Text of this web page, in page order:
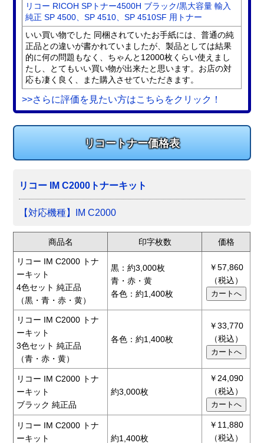
リコー RICOH SPトナー4500H ブラック/黒大容量 輸入
純正 SP 4500、SP 4510、SP 4510SF 用トナー
いい買い物でした 同梱されていたお手紙には、普通の純
正品との違いが書かれていましたが、製品としては結果
的に何の問題もなく、ちゃんと12000枚くらい使えまし
たし、とてもいい買い物が出来たと思います。お店の対
応も凄く良く、また購入させていただきます。
>>さらに評価を見たい方はこちらをクリック！
リコートナー価格表
リコー IM C2000トナーキット
【対応機種】IM C2000
商品名 印字枚数 価格
リコー IM C2000 トナ
ーキット
4色セット 純正品
（黒・青・赤・黄）
黒：約3,000枚
青・赤・黄
各色：約1,400枚
￥57,860
（税込）
リコー IM C2000 トナ
ーキット
3色セット 純正品
（青・赤・黄）
各色：約1,400枚
￥33,770
（税込）
リコー IM C2000 トナ
ーキット
ブラック 純正品
約3,000枚
￥24,090
（税込）
リコー IM C2000 トナ
ーキット
約1,400枚
￥11,880
（税込）